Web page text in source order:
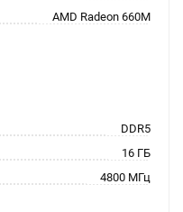
AMD Radeon 660M
DDR5
16 ГБ
4800 МГц